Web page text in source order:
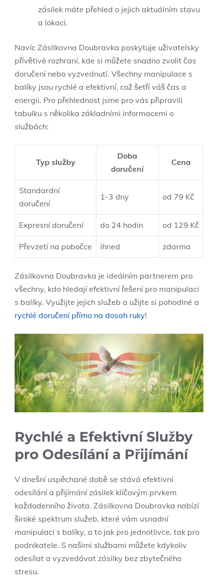
zásilek máte přehled o jejich aktuálním stavu
a lokaci.
Navíc Zásilkovna Doubravka poskytuje uživatelsky
přívětivé rozhraní, kde si můžete snadno zvolit čas
doručení nebo vyzvednutí. Všechny manipulace s
balíky jsou rychlé a efektivní, což šetří váš čas a
energii. Pro přehlednost jsme pro vás připravili
tabulku s několika základními informacemi o
službách:
Typ služby
Doba
doručení
Cena
Standardní
doručení
1-3 dny od 79 Kč
Expresní doručení do 24 hodin od 129 Kč
Převzetí na pobočce ihned zdarma
Zásilkovna Doubravka je ideálním partnerem pro
všechny, kdo hledají efektivní řešení pro manipulaci
s balíky. Využijte jejich služeb a užijte si pohodlné a
rychlé doručení přímo na dosah ruky!
Rychlé a Efektivní Služby
pro Odesílání a Přijímání
V dnešní uspěchané době se stává efektivní
odesílání a přijímání zásilek klíčovým prvkem
každodenního života. Zásilkovna Doubravka nabízí
široké spektrum služeb, které vám usnadní
manipulaci s balíky, a to jak pro jednotlivce, tak pro
podnikatele. S našimi službami můžete kdykoliv
odesílat a vyzvedávat zásilky bez zbytečného
stresu.